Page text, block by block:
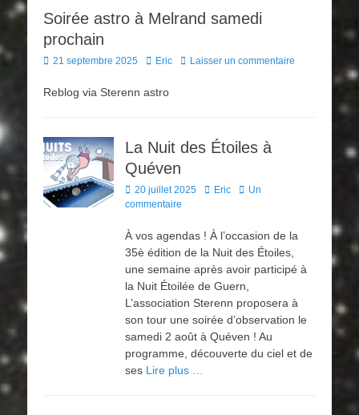
Soirée astro à Melrand samedi
prochain
Posted
21 septembre 2025 Author
Eric Laisser un commentaire
Reblog via Sterenn astro
La Nuit des Étoiles à
Quéven
Posted
on
20 juillet 2025 Author
Eric
Un
commentaire
À vos agendas ! À l’occasion de la
35è édition de la Nuit des Étoiles,
une semaine après avoir participé à
la Nuit Étoilée de Guern,
L’association Sterenn proposera à
son tour une soirée d’observation le
samedi 2 août à Quéven ! Au
programme, découverte du ciel et de
ses Lire plus …